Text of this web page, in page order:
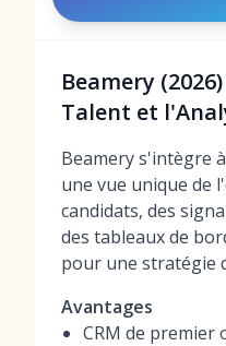
Beamery
Talent et
Beamery s'intègre
une vue unique de
candidats, des
des tableaux de
pour une stratégie
Avantages
CRM de